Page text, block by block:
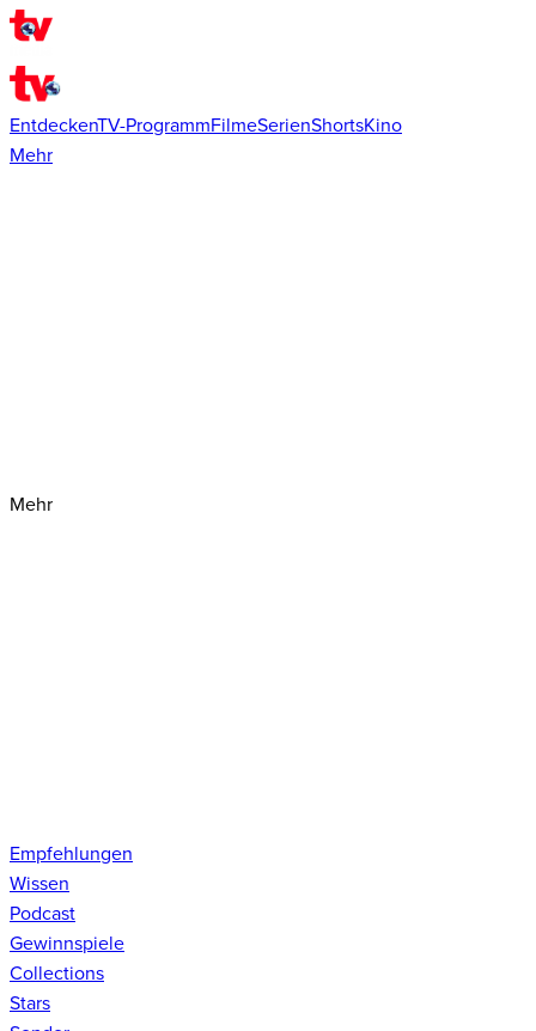
EntdeckenTV-ProgrammFilmeSerienShortsKino
Mehr
Mehr
Empfehlungen
Wissen
Podcast
Gewinnspiele
Collections
Stars